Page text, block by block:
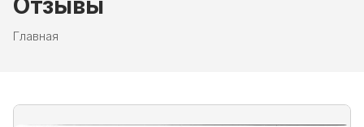
Отзывы
Главная